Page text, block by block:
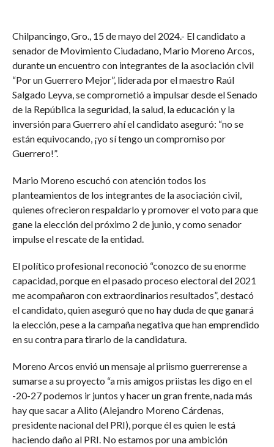
Chilpancingo, Gro., 15 de mayo del 2024.- El candidato a
senador de Movimiento Ciudadano, Mario Moreno Arcos,
durante un encuentro con integrantes de la asociación civil
“Por un Guerrero Mejor”, liderada por el maestro Raúl
Salgado Leyva, se comprometió a impulsar desde el Senado
de la República la seguridad, la salud, la educación y la
inversión para Guerrero ahí el candidato aseguró: “no se
están equivocando, ¡yo sí tengo un compromiso por
Guerrero!”.
Mario Moreno escuchó con atención todos los
planteamientos de los integrantes de la asociación civil,
quienes ofrecieron respaldarlo y promover el voto para que
gane la elección del próximo 2 de junio, y como senador
impulse el rescate de la entidad.
El político profesional reconoció “conozco de su enorme
capacidad, porque en el pasado proceso electoral del 2021
me acompañaron con extraordinarios resultados”, destacó
el candidato, quien aseguró que no hay duda de que ganará
la elección, pese a la campaña negativa que han emprendido
en su contra para tirarlo de la candidatura.
Moreno Arcos envió un mensaje al priismo guerrerense a
sumarse a su proyecto “a mis amigos priistas les digo en el
-20-27 podemos ir juntos y hacer un gran frente, nada más
hay que sacar a Alito (Alejandro Moreno Cárdenas,
presidente nacional del PRI), porque él es quien le está
haciendo daño al PRI. No estamos por una ambición